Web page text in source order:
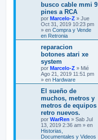
busco cable mmi 9
pines a RCA
por Marcelo-Z » Jue
Oct 31, 2019 10:23 pm
» en Compra y Vende
en Retronia
reparacion
botones atari xe
system
por Marcelo-Z » Mié
Ago 21, 2019 11:51 pm
» en Hardware
El sueño de
muchos, metros y
metros de equipos
retro nuevos.
por WarRen » Sab Jul
13, 2019 2:36 am » en
Historias,
Documentales y Videos